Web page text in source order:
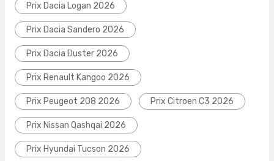
Prix Dacia Logan 2026
Prix Dacia Sandero 2026
Prix Dacia Duster 2026
Prix Renault Kangoo 2026
Prix Peugeot 208 2026 Prix Citroen C3 2026
Prix Nissan Qashqai 2026
Prix Hyundai Tucson 2026